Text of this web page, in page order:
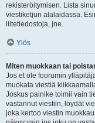
rekisteröitymisen. Lista
viestiketjun alalaidassa.
liitetiedostoja, jne.
Ylös
Miten muokkaan tai
Jos et ole foorumin
muokata viestiä
Joskus painike toimii vain
vastannut viestiin, löydät
joka kertoo viestin